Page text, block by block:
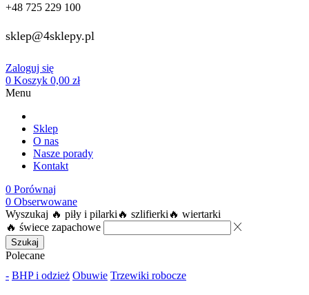
+48 725 229 100
sklep@4sklepy.pl
Zaloguj się
0 Koszyk 0,00 zł
Menu
Sklep
O nas
Nasze porady
Kontakt
0 Porównaj
0 Obserwowane
Wyszukaj 🔥 piły i pilarki 🔥 szlifierki 🔥 wiertarki
🔥 świece zapachowe
Szukaj
Polecane
- BHP i odzież Obuwie Trzewiki robocze